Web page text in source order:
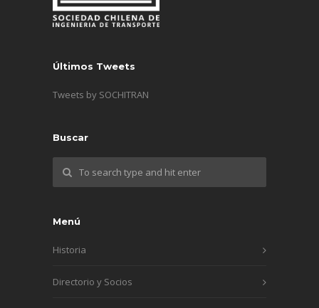
Últimos Tweets
Tweets by SOCHITRAN
Buscar
Menú
Historia
Directorio y Socios